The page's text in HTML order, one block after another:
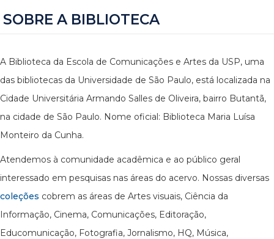
SOBRE A BIBLIOTECA
A Biblioteca da Escola de Comunicações e Artes da USP, uma
das bibliotecas da Universidade de São Paulo, está localizada na
Cidade Universitária Armando Salles de Oliveira, bairro Butantã,
na cidade de São Paulo. Nome oficial: Biblioteca Maria Luísa
Monteiro da Cunha.
Atendemos à comunidade acadêmica e ao público geral
interessado em pesquisas nas áreas do acervo. Nossas diversas
coleções cobrem as áreas de Artes visuais, Ciência da
Informação, Cinema, Comunicações, Editoração,
Educomunicação, Fotografia, Jornalismo, HQ, Música,